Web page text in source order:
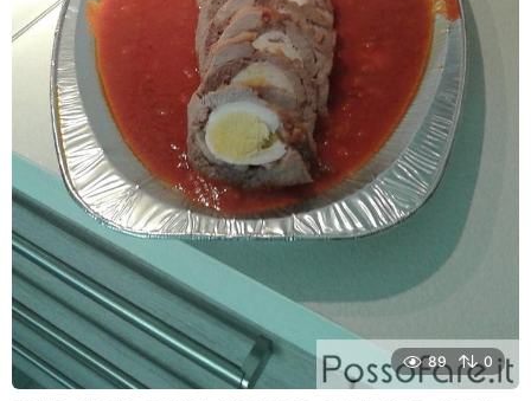
89 0